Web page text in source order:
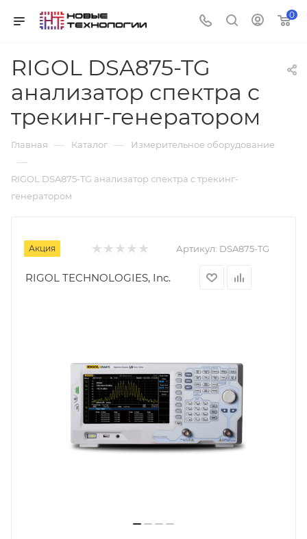
0
RIGOL DSA875-TG
анализатор спектра с
трекинг-генератором
Главная — Каталог — Измерительное оборудование
—
RIGOL DSA875-TG анализатор спектра с трекинг-
генератором
Акция Артикул: DSA875-TG
RIGOL TECHNOLOGIES, Inc.